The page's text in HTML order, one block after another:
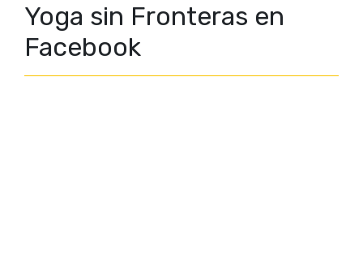
Yoga sin Fronteras en
Facebook